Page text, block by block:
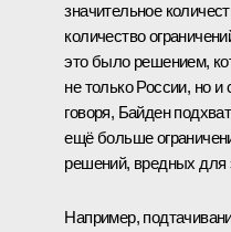
значительное
количество
это было решением,
не только России, но
говоря, Байден
ещё больше
решений, вредных
Например,